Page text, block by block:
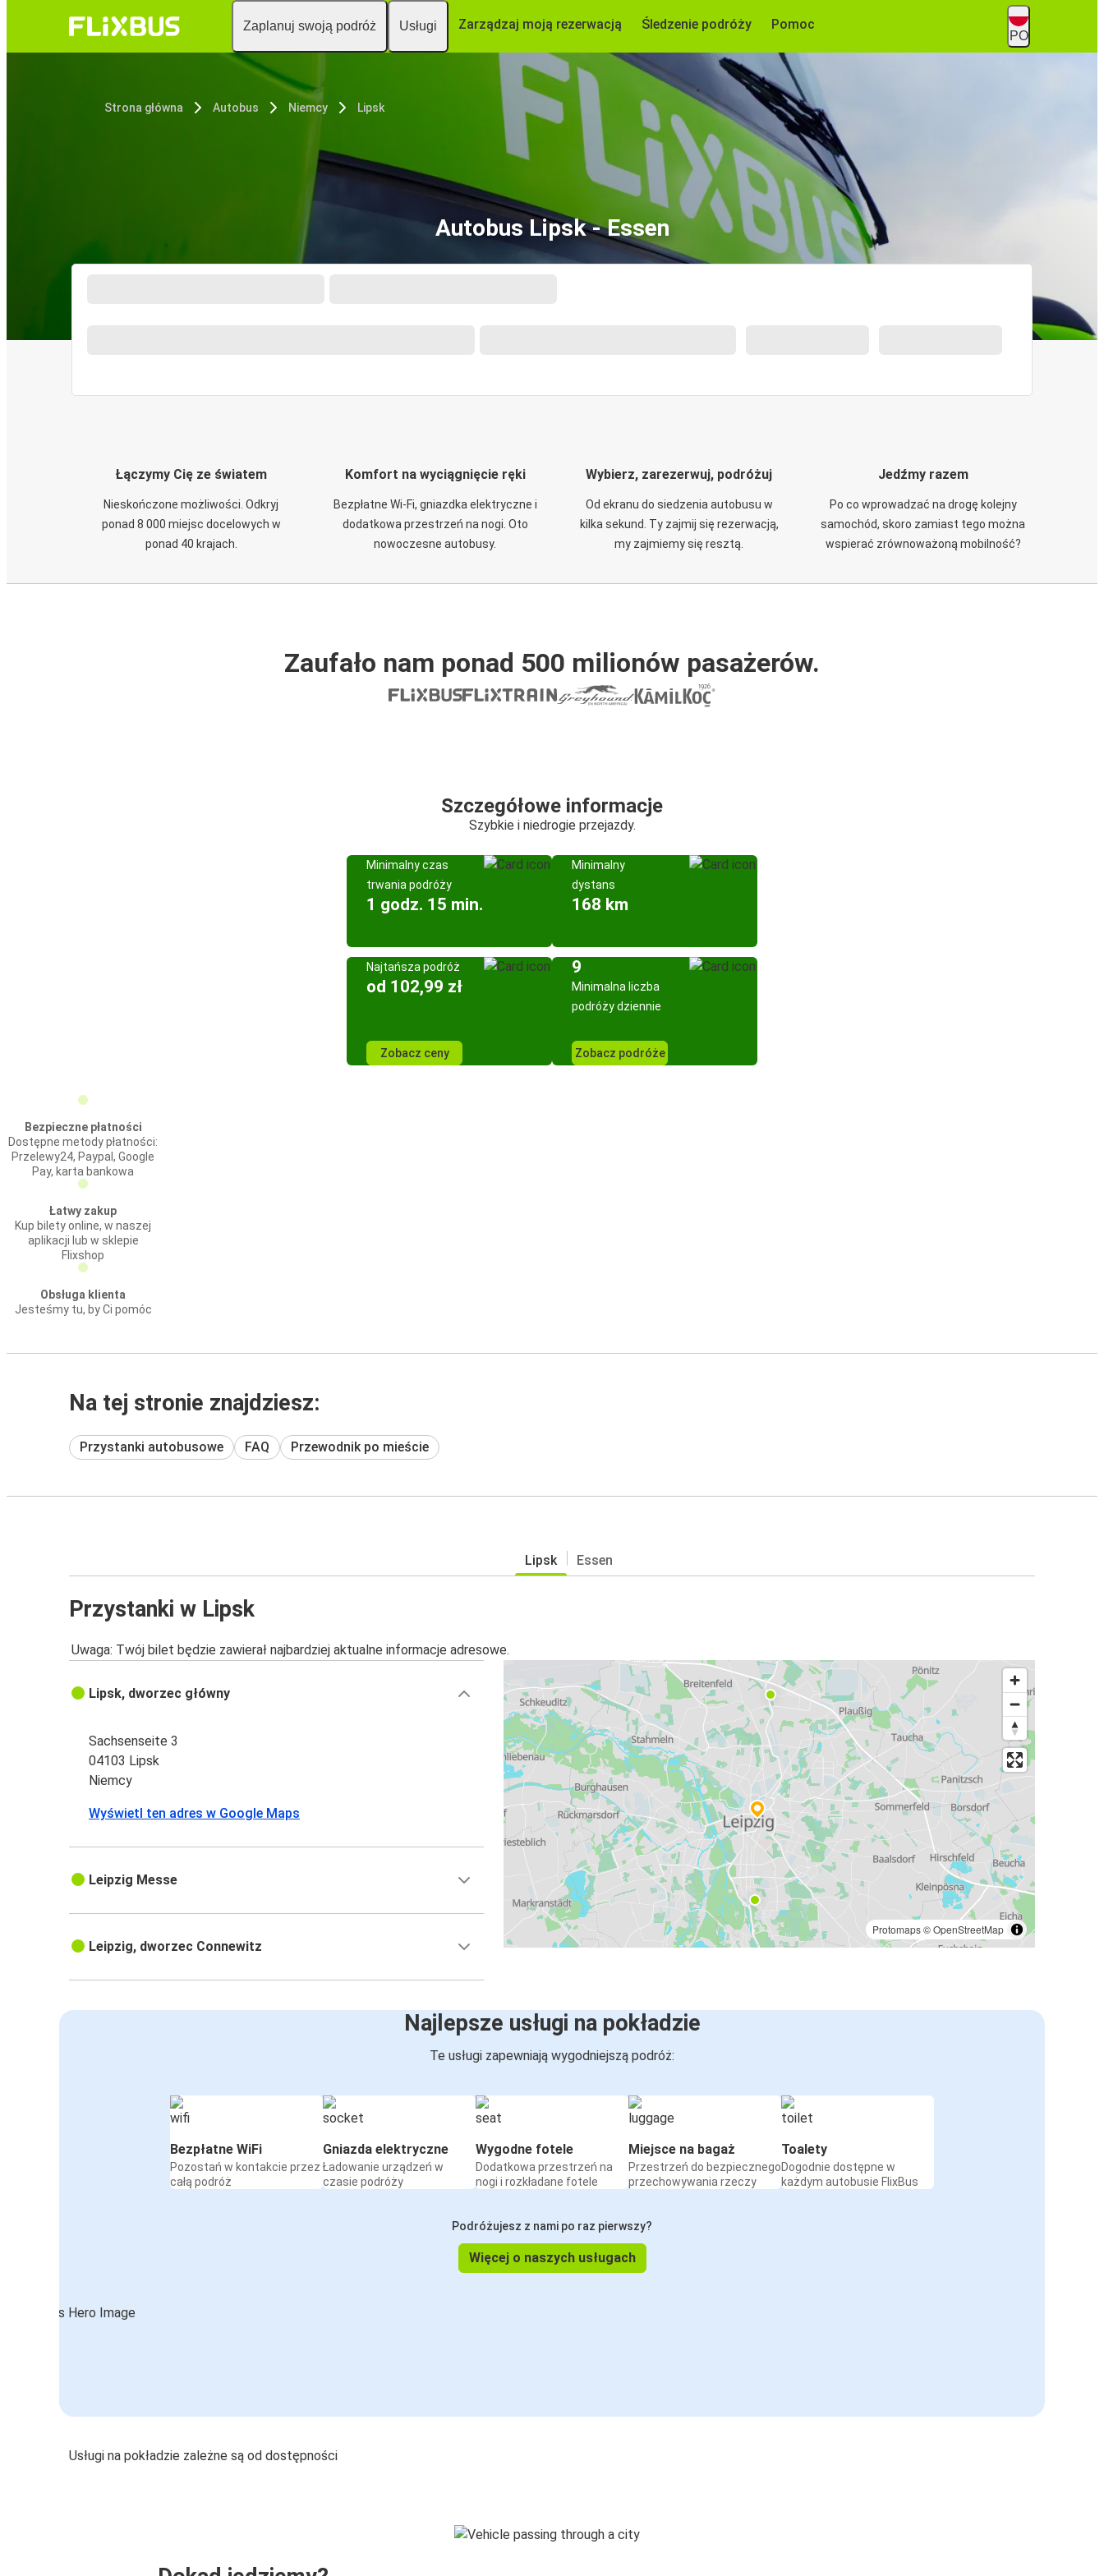
Zaplanuj swoją podróż Usługi Zarządzaj moją rezerwacją Śledzenie podróży Pomoc
PO
Strona główna Autobus Niemcy Lipsk
Autobus Lipsk - Essen
Łączymy Cię ze światem
Nieskończone możliwości. Odkryj
ponad 8 000 miejsc docelowych w
ponad 40 krajach.
Komfort na wyciągnięcie ręki
Bezpłatne Wi-Fi, gniazdka elektryczne i
dodatkowa przestrzeń na nogi. Oto
nowoczesne autobusy.
Wybierz, zarezerwuj, podróżuj
Od ekranu do siedzenia autobusu w
kilka sekund. Ty zajmij się rezerwacją,
my zajmiemy się resztą.
Jedźmy razem
Po co wprowadzać na drogę kolejny
samochód, skoro zamiast tego można
wspierać zrównoważoną mobilność?
Zaufało nam ponad 500 milionów pasażerów.
Szczegółowe informacje
Szybkie i niedrogie przejazdy.
Minimalny czas
trwania podróży
1 godz. 15 min.
Minimalny
dystans
168 km
Najtańsza podróż
od 102,99 zł
Zobacz ceny
9
Minimalna liczba
podróży dziennie
Zobacz podróże
Bezpieczne płatności
Dostępne metody płatności:
Przelewy24, Paypal, Google
Pay, karta bankowa
Łatwy zakup
Kup bilety online, w naszej
aplikacji lub w sklepie
Flixshop
Obsługa klienta
Jesteśmy tu, by Ci pomóc
Na tej stronie znajdziesz:
Przystanki autobusowe FAQ Przewodnik po mieście
Lipsk Essen
Przystanki w Lipsk
Uwaga: Twój bilet będzie zawierał najbardziej aktualne informacje adresowe.
Protomaps©OpenStreetMap
Lipsk, dworzec główny
Sachsenseite 3
04103 Lipsk
Niemcy
Wyświetl ten adres w Google Maps
Leipzig Messe
Leipzig, dworzec Connewitz
Najlepsze usługi na pokładzie
Te usługi zapewniają wygodniejszą podróż:
Bezpłatne WiFi
Pozostań w kontakcie przez
całą podróż
Gniazda elektryczne
Ładowanie urządzeń w
czasie podróży
Wygodne fotele
Dodatkowa przestrzeń na
nogi i rozkładane fotele
Miejsce na bagaż
Przestrzeń do bezpiecznego
przechowywania rzeczy
Toalety
Dogodnie dostępne w
każdym autobusie FlixBus
Podróżujesz z nami po raz pierwszy?
Więcej o naszych usługach
Usługi na pokładzie zależne są od dostępności